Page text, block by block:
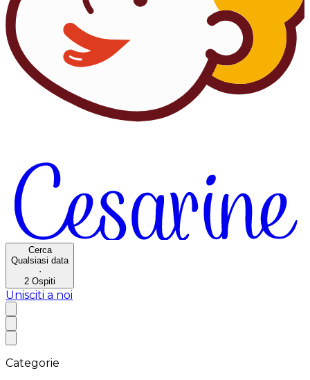
Cerca
Qualsiasi data
·
2 Ospiti
Unisciti a noi
Categorie